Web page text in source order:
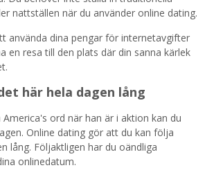
nattställen när du använder online dating.
använda dina pengar för internetavgifter
en resa till den plats där din sanna kärlek
här hela dagen lång
America's ord när han är i aktion kan du
Online dating gör att du kan följa
lång. Följaktligen har du oändliga
onlinedatum.